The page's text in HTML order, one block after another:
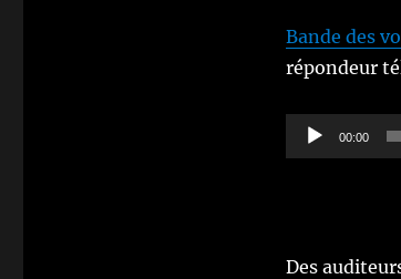
Bande des
répondeur
Lecteur
audio
00:00
Des